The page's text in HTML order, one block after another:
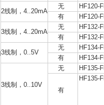
2线制，4..20mA
无
HF120-
有
HF120-
3线制，4..20mA
无
HF132-
有
HF132-
3线制，0..5V
无
HF134-
有
HF134-
3线制，0..10V
无 HF135-
有
HF135-